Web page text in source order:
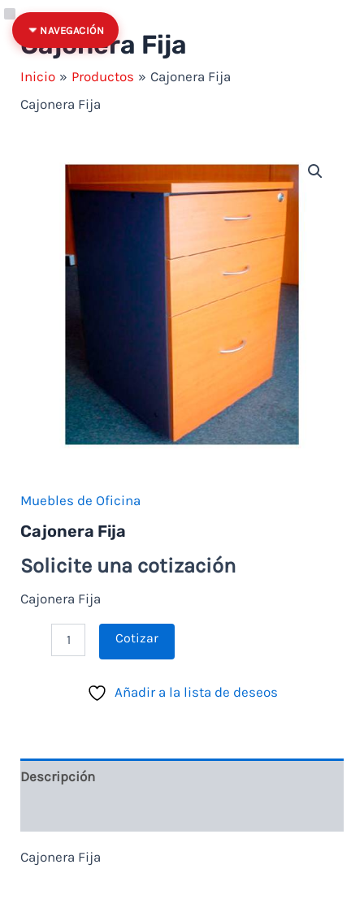
Ir al contenido
Categoría
Estado
NAVEGACIÓN
Cajonera Fija
Inicio Productos
Cajonera Fija
Cajonera Fija
Muebles de Oficina
Cajonera Fija
Solicite una cotización
Cajonera Fija
Cotizar
Añadir a la lista de deseos
Descripción
Cajonera Fija